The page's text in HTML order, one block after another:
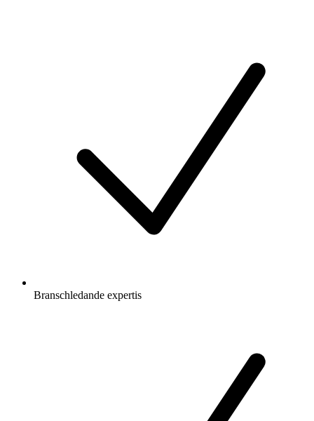
Branschledande expertis